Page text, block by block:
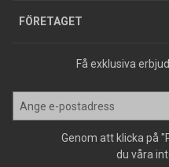
FÖRETAGET
Press
Få exklusiva
Genom att klicka på
du våra